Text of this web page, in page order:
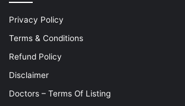
Privacy Policy
Terms & Conditions
Refund Policy
Disclaimer
Doctors – Terms Of Listing